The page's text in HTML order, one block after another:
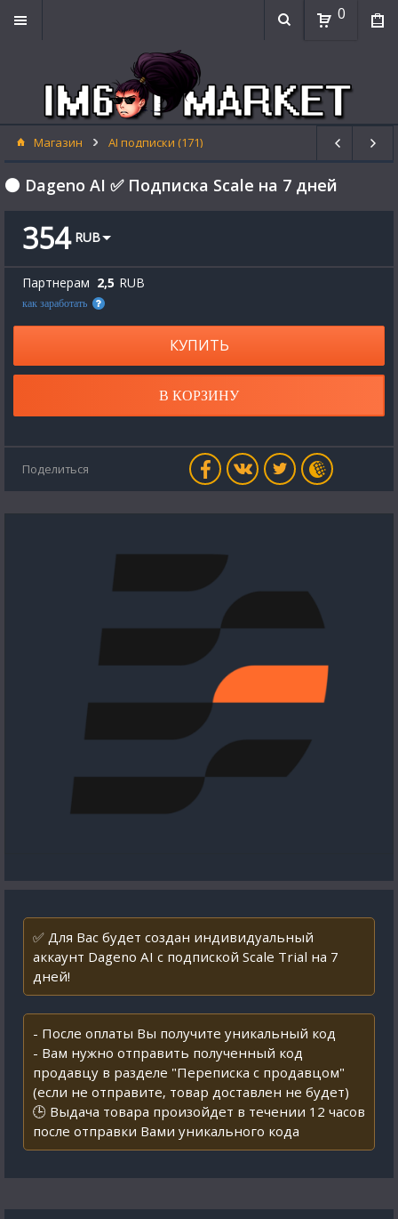
0
Магазин AI подписки (171)
⚫ Dageno AI ✅ Подписка Scale на 7 дней
354 RUB
Партнерам 2,5 RUB
как заработать
КУПИТЬ
В КОРЗИНУ
Поделиться
✅ Для Вас будет создан индивидуальный
аккаунт Dageno AI с подпиской Scale Trial на 7
дней!
- После оплаты Вы получите уникальный код
- Вам нужно отправить полученный код
продавцу в разделе "Переписка с продавцом"
(если не отправите, товар доставлен не будет)
🕒 Выдача товара произойдет в течении 12 часов
после отправки Вами уникального кода